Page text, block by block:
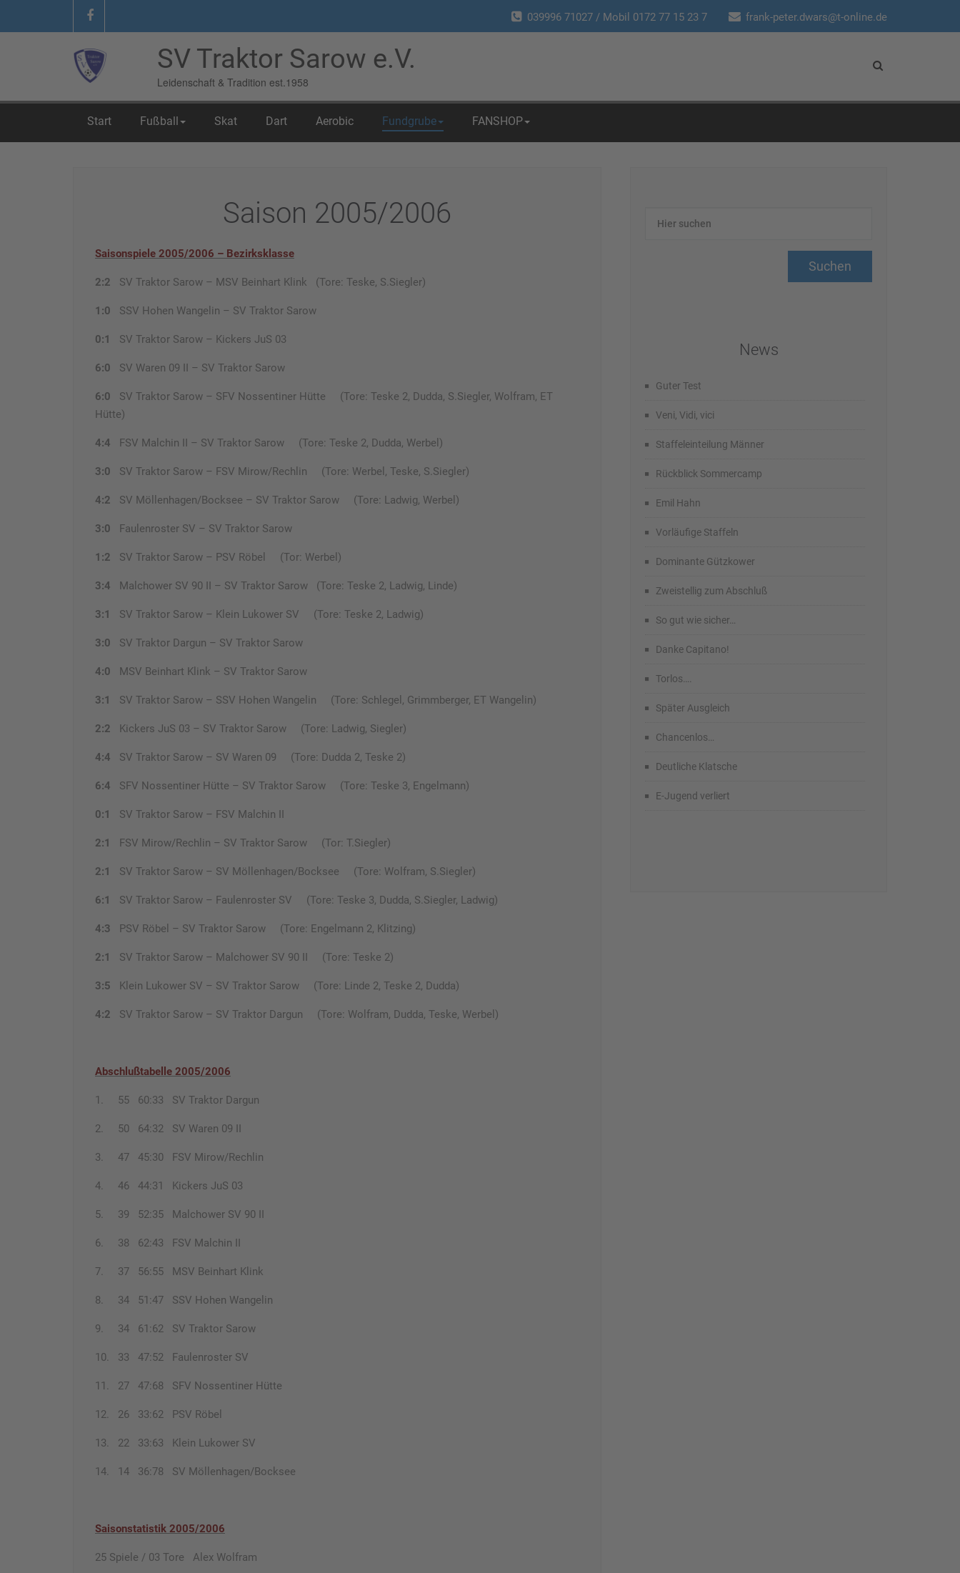
039996 71027 / Mobil 0172 77 15 23 7 frank-peter.dwars@t-online.de
SV Traktor Sarow e.V.
Leidenschaft & Tradition est.1958
Start Fußball Skat Dart Aerobic Fundgrube FANSHOP
Home/ 06 Fundgrube/ Saison 2005/2006
Saison 2005/2006
Saisonspiele 2005/2006 – Bezirksklasse
2:2 SV Traktor Sarow – MSV Beinhart Klink (Tore: Teske, S.Siegler)
1:0 SSV Hohen Wangelin – SV Traktor Sarow
0:1 SV Traktor Sarow – Kickers JuS 03
6:0 SV Waren 09 II – SV Traktor Sarow
6:0
SV Traktor Sarow – SFV Nossentiner Hütte (Tore: Teske 2, Dudda, S.Siegler, Wolfram, ET
Hütte)
4:4 FSV Malchin II – SV Traktor Sarow (Tore: Teske 2, Dudda, Werbel)
3:0 SV Traktor Sarow – FSV Mirow/Rechlin (Tore: Werbel, Teske, S.Siegler)
4:2 SV Möllenhagen/Bocksee – SV Traktor Sarow (Tore: Ladwig, Werbel)
3:0 Faulenroster SV – SV Traktor Sarow
1:2 SV Traktor Sarow – PSV Röbel (Tor: Werbel)
3:4 Malchower SV 90 II – SV Traktor Sarow (Tore: Teske 2, Ladwig, Linde)
3:1 SV Traktor Sarow – Klein Lukower SV (Tore: Teske 2, Ladwig)
3:0 SV Traktor Dargun – SV Traktor Sarow
4:0 MSV Beinhart Klink – SV Traktor Sarow
3:1 SV Traktor Sarow – SSV Hohen Wangelin (Tore: Schlegel, Grimmberger, ET Wangelin)
2:2 Kickers JuS 03 – SV Traktor Sarow (Tore: Ladwig, Siegler)
4:4 SV Traktor Sarow – SV Waren 09 (Tore: Dudda 2, Teske 2)
6:4 SFV Nossentiner Hütte – SV Traktor Sarow (Tore: Teske 3, Engelmann)
0:1 SV Traktor Sarow – FSV Malchin II
2:1 FSV Mirow/Rechlin – SV Traktor Sarow (Tor: T.Siegler)
2:1 SV Traktor Sarow – SV Möllenhagen/Bocksee (Tore: Wolfram, S.Siegler)
6:1 SV Traktor Sarow – Faulenroster SV (Tore: Teske 3, Dudda, S.Siegler, Ladwig)
4:3 PSV Röbel – SV Traktor Sarow (Tore: Engelmann 2, Klitzing)
2:1 SV Traktor Sarow – Malchower SV 90 II (Tore: Teske 2)
3:5 Klein Lukower SV – SV Traktor Sarow (Tore: Linde 2, Teske 2, Dudda)
4:2 SV Traktor Sarow – SV Traktor Dargun (Tore: Wolfram, Dudda, Teske, Werbel)
Abschlußtabelle 2005/2006
1. 55 60:33 SV Traktor Dargun
2. 50 64:32 SV Waren 09 II
3. 47 45:30 FSV Mirow/Rechlin
4. 46 44:31 Kickers JuS 03
5. 39 52:35 Malchower SV 90 II
6. 38 62:43 FSV Malchin II
7. 37 56:55 MSV Beinhart Klink
8. 34 51:47 SSV Hohen Wangelin
9. 34 61:62 SV Traktor Sarow
10. 33 47:52 Faulenroster SV
11. 27 47:68 SFV Nossentiner Hütte
12. 26 33:62 PSV Röbel
13. 22 33:63 Klein Lukower SV
14. 14 36:78 SV Möllenhagen/Bocksee
Saisonstatistik 2005/2006
25 Spiele / 03 Tore Alex Wolfram
News
Guter Test
Veni, Vidi, vici
Staffeleinteilung Männer
Rückblick Sommercamp
Emil Hahn
Vorläufige Staffeln
Dominante Gützkower
Zweistellig zum Abschluß
So gut wie sicher…
Danke Capitano!
Torlos….
Später Ausgleich
Chancenlos…
Deutliche Klatsche
E-Jugend verliert